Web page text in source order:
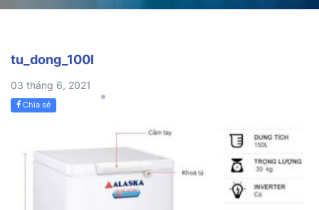
tu_dong_100l
03 tháng 6, 2021
Chia sẻ